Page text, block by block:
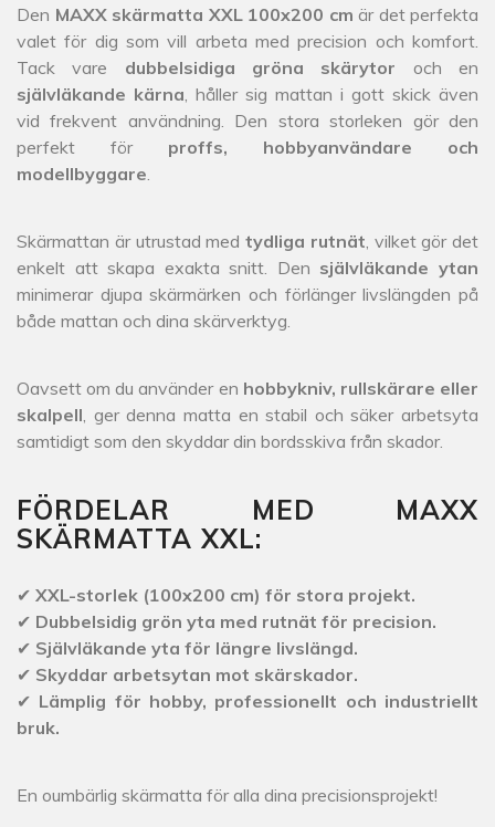
Den MAXX skärmatta XXL 100x200 cm är det perfekta
valet för dig som vill arbeta med precision och komfort.
Tack vare dubbelsidiga gröna skärytor och en
självläkande kärna , håller sig mattan i gott skick även
vid frekvent användning. Den stora storleken gör den
perfekt för proffs, hobbyanvändare och
modellbyggare
Skärmattan är utrustad med tydliga rutnät , vilket gör det
enkelt att skapa exakta snitt. Den självläkande ytan
minimerar djupa skärmärken och förlänger livslängden på
både mattan och dina skärverktyg.
Oavsett om du använder en hobbykniv, rullskärare eller
skalpell , ger denna matta en stabil och säker arbetsyta
samtidigt som den skyddar din bordsskiva från skador.
FÖRDELAR MED MAXX
SKÄRMATTA XXL:
✔ XXL-storlek (100x200 cm) för stora projekt.
✔ Dubbelsidig grön yta med rutnät för precision.
✔ Självläkande yta för längre livslängd.
✔ Skyddar arbetsytan mot skärskador.
✔ Lämplig för hobby, professionellt och industriellt
bruk.
En oumbärlig skärmatta för alla dina precisionsprojekt!